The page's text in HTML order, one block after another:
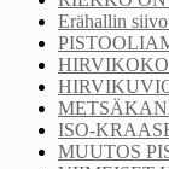
Erähallin
ISO-
MUUTOS